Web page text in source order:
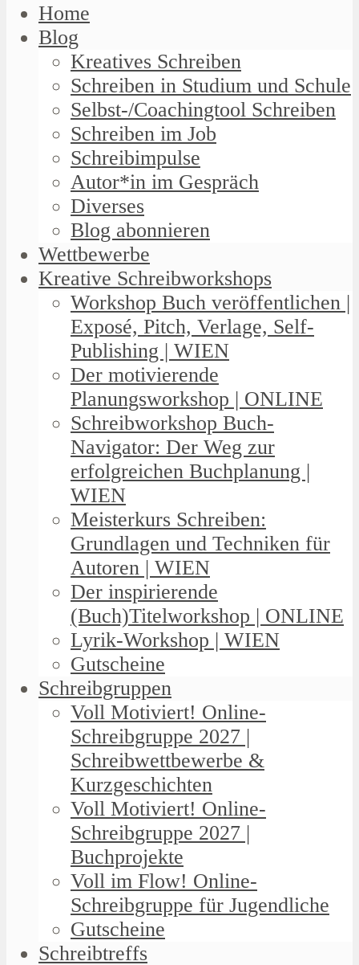
Home
Blog
Kreatives Schreiben
Schreiben in Studium und Schule
Selbst-/Coachingtool Schreiben
Schreiben im Job
Schreibimpulse
Autor*in im Gespräch
Diverses
Blog abonnieren
Wettbewerbe
Kreative Schreibworkshops
Workshop Buch veröffentlichen |
Exposé, Pitch, Verlage, Self-
Publishing | WIEN
Der motivierende
Planungsworkshop | ONLINE
Schreibworkshop Buch-
Navigator: Der Weg zur
erfolgreichen Buchplanung |
WIEN
Meisterkurs Schreiben:
Grundlagen und Techniken für
Autoren | WIEN
Der inspirierende
(Buch)Titelworkshop | ONLINE
Lyrik-Workshop | WIEN
Gutscheine
Schreibgruppen
Voll Motiviert! Online-
Schreibgruppe 2027 |
Schreibwettbewerbe &
Kurzgeschichten
Voll Motiviert! Online-
Schreibgruppe 2027 |
Buchprojekte
Voll im Flow! Online-
Schreibgruppe für Jugendliche
Gutscheine
Schreibtreffs